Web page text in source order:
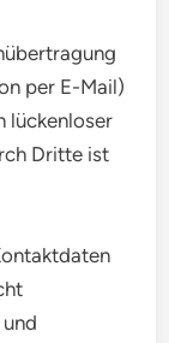
per E-Mail)
lückenloser
Dritte ist